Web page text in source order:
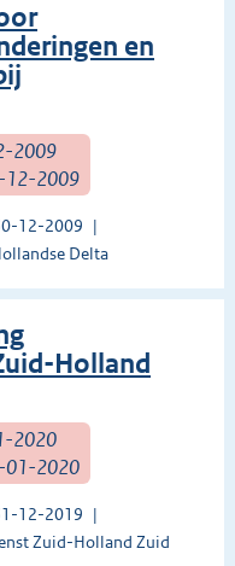
en
2009
12-2009
12-2009
Delta
Holland
2020
01-2020
12-2019
Zuid-Holland Zuid